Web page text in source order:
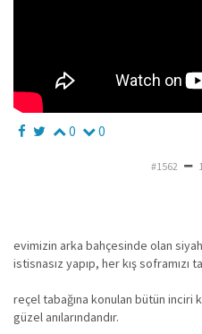
0 0
#1562
evimizin arka bahçesinde olan
istisnasız yapıp, her kış soframızı
reçel tabağına konulan bütün inciri
güzel anılarındandır.